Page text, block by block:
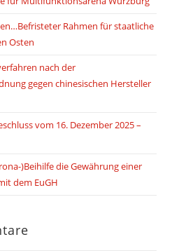
Rahmen für staatliche
Osten
nach der
gegen chinesischen Hersteller
vom 16. Dezember 2025 –
)Beihilfe die Gewährung einer
dem EuGH